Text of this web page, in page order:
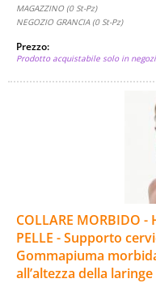
MAGAZZINO (0 St-Pz)
NEGOZIO GRANCIA (0 St-Pz)
Prezzo:
Prodotto acquistabile solo in
COLLARE MORBIDO -
PELLE - Supporto
Gommapiuma
all’altezza della